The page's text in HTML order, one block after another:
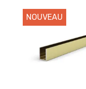
NOUVEAU